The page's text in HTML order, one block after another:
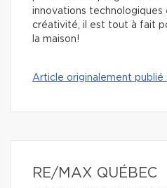
innovations technologiques
créativité, il est tout à fait
la maison!
Article originalement publié
RE/MAX QUÉBEC